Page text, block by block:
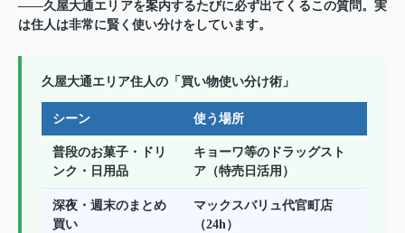
——久屋大通エリアを案内するたびに必ず出てくるこの質問。実
は住人は非常に賢く使い分けをしています。
久屋大通エリア住人の「買い物使い分け術」
シーン 使う場所
普段のお菓子・ドリ
ンク・日用品
キョーワ等のドラッグスト
ア（特売日活用）
深夜・週末のまとめ
買い
マックスバリュ代官町店
（24h）